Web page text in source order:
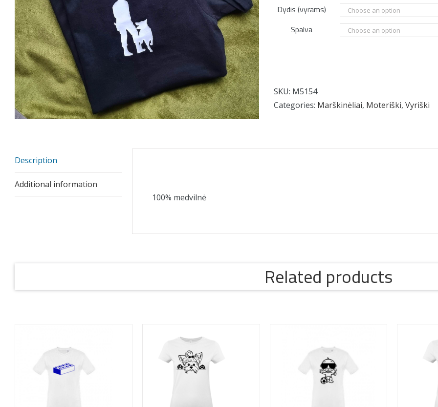
Dydis (vyrams)
Spalva
SKU: M5154
Categories: Marškinėliai, Moteriški, Vyriški
Description
Additional information
100% medvilnė
Related products